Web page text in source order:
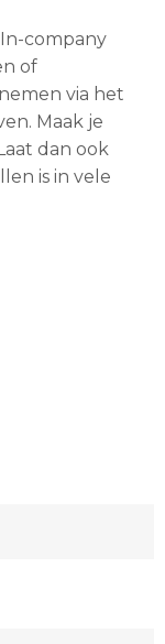
company
of
via het
Maak je
dan ook
is in vele